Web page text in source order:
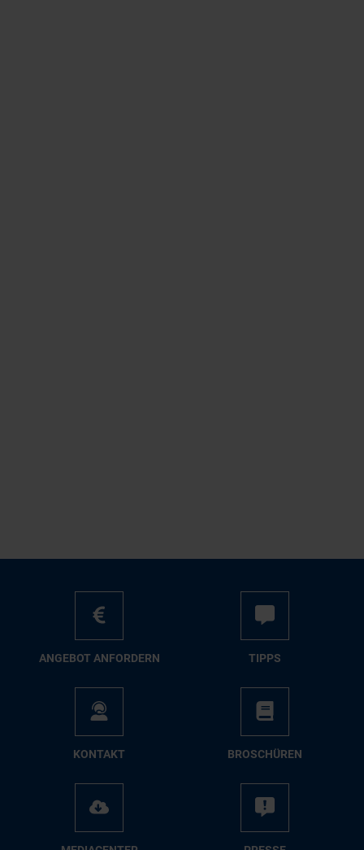
AN­GE­BOT AN­FOR­DERN TIPPS
KON­TAKT BRO­SCHÜ­REN